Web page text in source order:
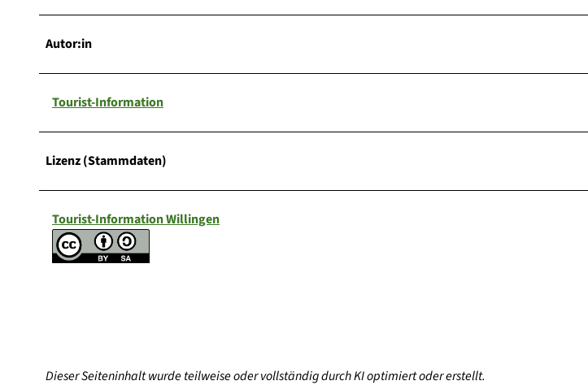
Autor:in
Tourist-Information
Lizenz (Stammdaten)
Tourist-Information Willingen
Dieser Seiteninhalt wurde teilweise oder vollständig durch KI optimiert oder erstellt.